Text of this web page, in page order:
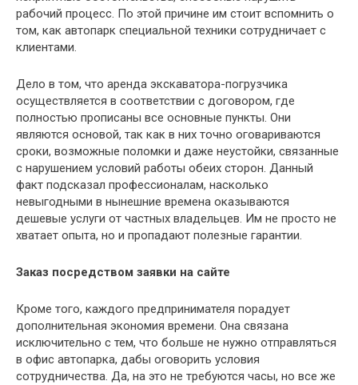
рабочий процесс. По этой причине им стоит вспомнить о
том, как автопарк специальной техники сотрудничает с
клиентами.
Дело в том, что аренда экскаватора-погрузчика
осуществляется в соответствии с договором, где
полностью прописаны все основные пункты. Они
являются основой, так как в них точно оговариваются
сроки, возможные поломки и даже неустойки, связанные
с нарушением условий работы обеих сторон. Данный
факт подсказал профессионалам, насколько
невыгодными в нынешние времена оказываются
дешевые услуги от частных владельцев. Им не просто не
хватает опыта, но и пропадают полезные гарантии.
Заказ посредством заявки на сайте
Кроме того, каждого предпринимателя порадует
дополнительная экономия времени. Она связана
исключительно с тем, что больше не нужно отправляться
в офис автопарка, дабы оговорить условия
сотрудничества. Да, на это не требуются часы, но все же